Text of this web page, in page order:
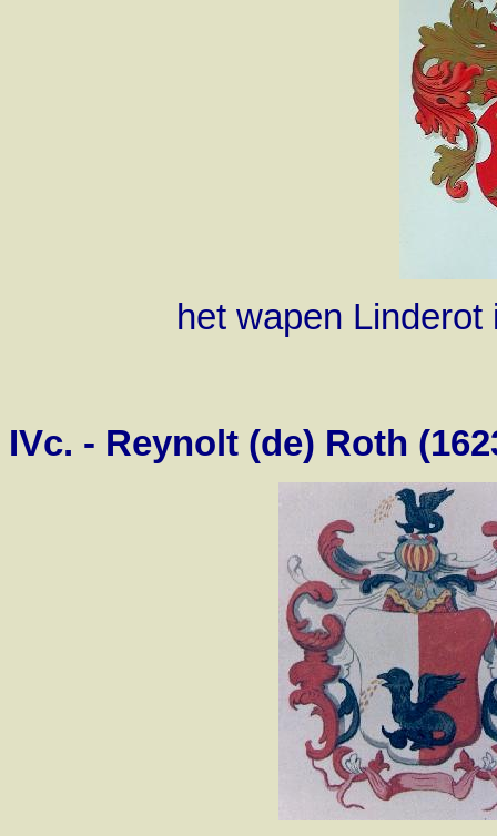
het wapen
IVc. - Reynolt (de) Roth